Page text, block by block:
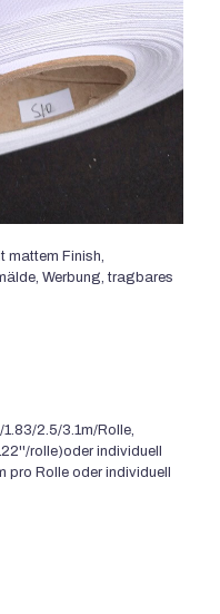
mattem Finish,
Werbung, tragbares
1.83/2.5/3.1m/Rolle,
rolle)oder individuell
Rolle oder individuell